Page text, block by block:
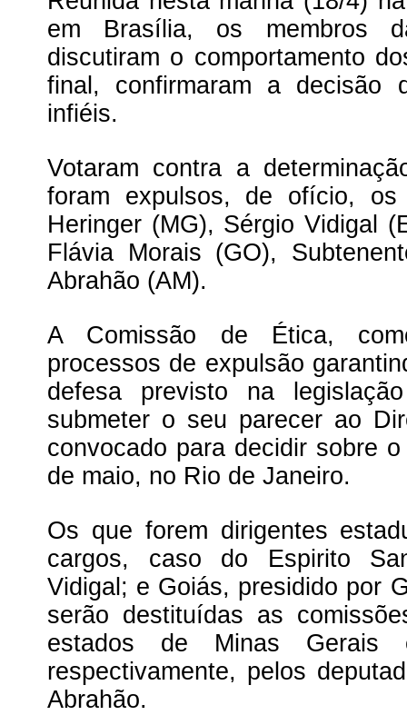
em Brasília, os membros
discutiram o comportamento
final, confirmaram a decisão
infiéis.
Votaram contra a
foram expulsos, de ofício, os
Heringer (MG), Sérgio Vidigal
Flávia Morais (GO),
Abrahão (AM).
A Comissão de Ética,
processos de expulsão
defesa previsto na
submeter o seu parecer ao
convocado para decidir sobre
de maio, no Rio de Janeiro.
Os que forem dirigentes
cargos, caso do Espirito
Vidigal; e Goiás, presidido por
serão destituídas as
estados de Minas Gerais
respectivamente, pelos
Abrahão.